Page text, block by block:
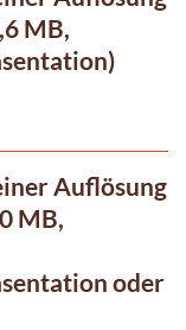
MB,
Auflösung
MB,
oder